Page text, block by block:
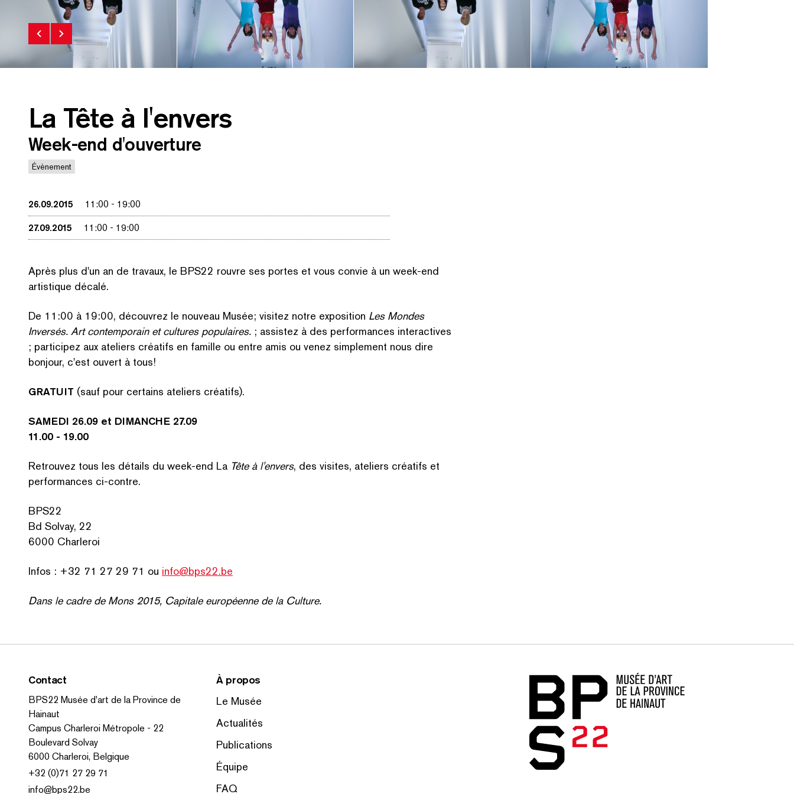
RECHERCHER PAR MOTS-CLÉS
La Tête à l'envers
Week-end d'ouverture
Évènement
26.09.2015 11:00 - 19:00
27.09.2015 11:00 - 19:00
Après plus d'un an de travaux, le BPS22 rouvre ses portes et vous convie à un week-end
artistique décalé.
De 11:00 à 19:00, découvrez le nouveau Musée; visitez notre exposition Les Mondes
Inversés. Art con­tem­po­rain et cultures populaires. ; assistez à des per­for­mances inter­ac­tives
; participez aux ateliers créatifs en famille ou entre amis ou venez simplement nous dire
bonjour, c'est ouvert à tous!
GRATUIT (sauf pour certains ateliers créatifs).
SAMEDI 26.09 et DIMANCHE 27.09
11.00 - 19.00
Retrouvez tous les détails du week-end La Tête à l'envers, des visites, ateliers créatifs et
performances ci-contre.
BPS22
Bd Solvay, 22
6000 Charleroi
Infos : +32 71 27 29 71 ou info@bps22.be
Dans le cadre de Mons 2015, Capitale européenne de la Culture.
Contact
BPS22 Musée d'art de la Province de
Hainaut
Campus Charleroi Métropole - 22
Boulevard Solvay
6000 Charleroi, Belgique
+32 (0)71 27 29 71
info@bps22.be
À propos
Le Musée
Actualités
Publications
Équipe
FAQ
Accueil